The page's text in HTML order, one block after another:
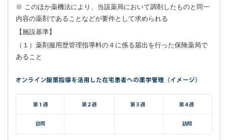
※ このほか薬機法により、当該薬局において調剤したものと同一
内容の薬剤であることなどが要件として求められる
【施設基準】
（１）薬剤服用歴管理指導料の４に係る届出を行った保険薬局で
あること